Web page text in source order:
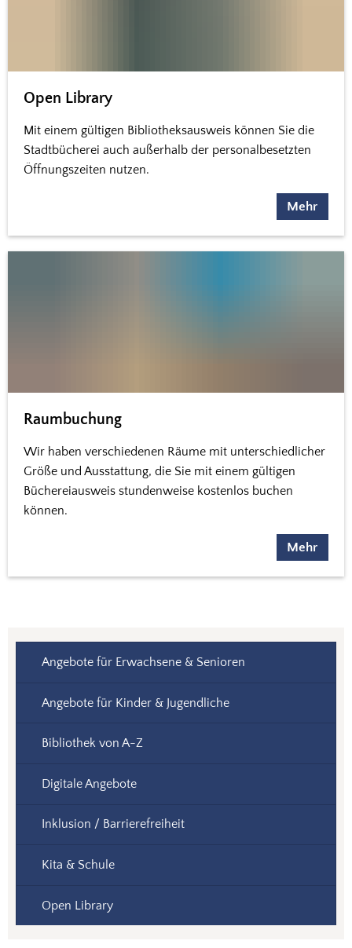
Open Library
Mit einem gültigen Bibliotheksausweis können Sie die
Stadtbücherei auch außerhalb der personalbesetzten
Öffnungszeiten nutzen.
Mehr
Raumbuchung
Wir haben verschiedenen Räume mit unterschiedlicher
Größe und Ausstattung, die Sie mit einem gültigen
Büchereiausweis stundenweise kostenlos buchen
können.
Mehr
Angebote für Erwachsene & Senioren
Angebote für Kinder & Jugendliche
Bibliothek von A-Z
Digitale Angebote
Inklusion / Barrierefreiheit
Kita & Schule
Open Library